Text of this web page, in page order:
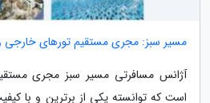
مسیر سبز: مجری مستقیم تورهای خارجی
آژانس مسافرتی مسیر سبز مجری
است که توانسته یکی از برترین و با